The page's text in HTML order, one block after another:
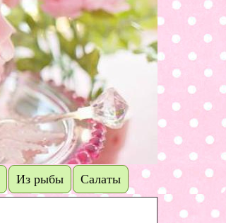
Из рыбы Салаты